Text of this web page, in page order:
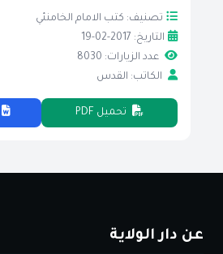
تصنيف: كتب الامام الخامنئي
التاريخ: 2017-02-19
عدد الزيارات: 8030
الكاتب: القدس
تحميل PDF
عن دار الولاية